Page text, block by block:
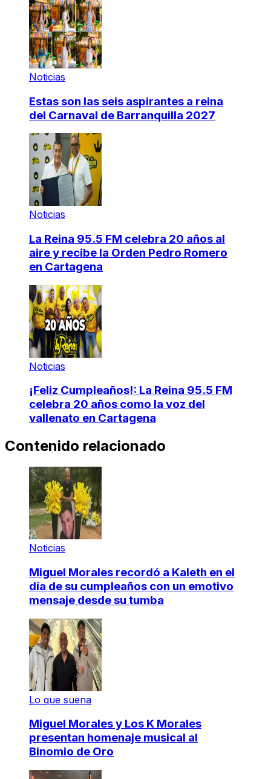
Noticias
Estas son las seis aspirantes a reina
del Carnaval de Barranquilla 2027
Noticias
La Reina 95.5 FM celebra 20 años al
aire y recibe la Orden Pedro Romero
en Cartagena
Noticias
¡Feliz Cumpleaños!: La Reina 95.5 FM
celebra 20 años como la voz del
vallenato en Cartagena
Contenido relacionado
Noticias
Miguel Morales recordó a Kaleth en el
día de su cumpleaños con un emotivo
mensaje desde su tumba
Lo que suena
Miguel Morales y Los K Morales
presentan homenaje musical al
Binomio de Oro